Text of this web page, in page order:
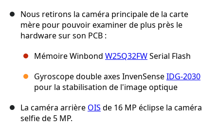
Nous retirons la caméra principale de la carte
mère pour pouvoir examiner de plus près le
hardware sur son PCB :
Mémoire Winbond W25Q32FWSerial Flash
Gyroscope double axes InvenSenseIDG-2030
pour la stabilisation de l'image optique
La caméra arrière OIS de 16 MP éclipse la caméra
selfie de 5 MP.